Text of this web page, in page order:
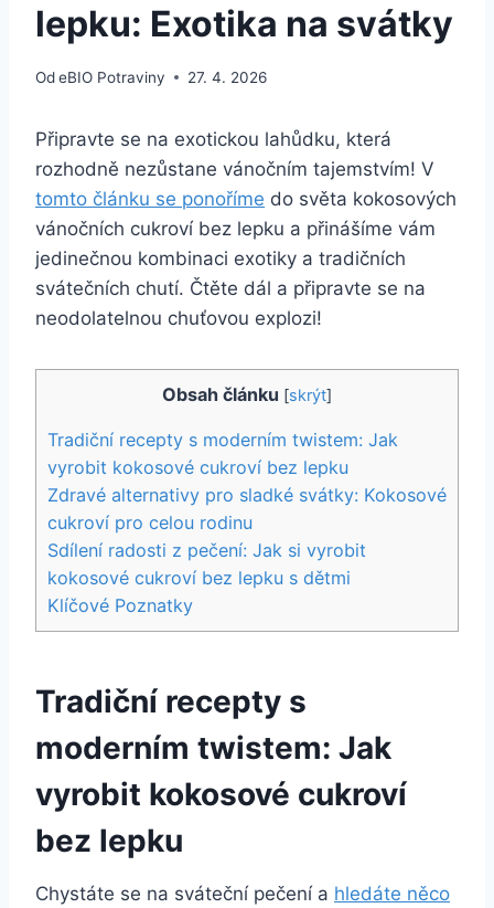
lepku: Exotika na svátky
OdeBIO Potraviny 27. 4. 2026
Připravte se na exotickou lahůdku, která
rozhodně nezůstane vánočním tajemstvím! V
tomto článku se ponoříme do světa kokosových
vánočních cukroví bez lepku a přinášíme vám
jedinečnou kombinaci exotiky a tradičních
svátečních chutí. Čtěte dál a připravte se na
neodolatelnou chuťovou explozi!
Obsah článku [skrýt]
Tradiční recepty s moderním twistem: Jak
vyrobit kokosové cukroví bez lepku
Zdravé alternativy pro sladké svátky: Kokosové
cukroví pro celou rodinu
Sdílení radosti z pečení: Jak si vyrobit
kokosové cukroví bez lepku s dětmi
Klíčové Poznatky
Tradiční recepty s
moderním twistem: Jak
vyrobit kokosové cukroví
bez lepku
Chystáte se na sváteční pečení a hledáte něco